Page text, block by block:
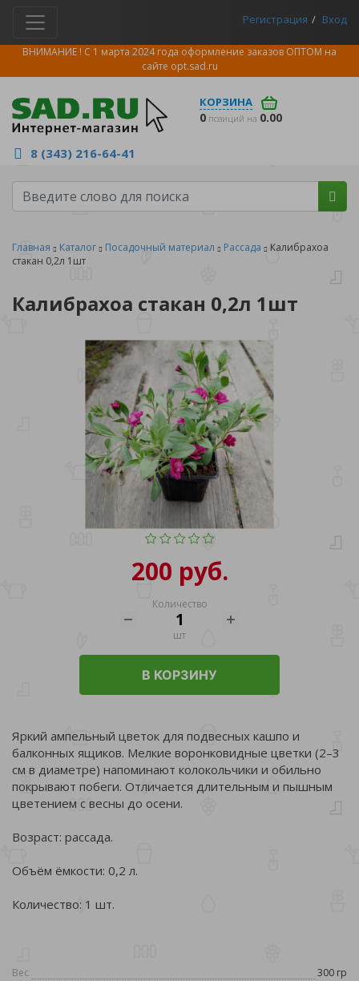
Регистрация Вход
ВНИМАНИЕ ! С 1 марта 2024 года оформление заказов ОПТОМ на
сайте opt.sad.ru
КОРЗИНА
0 позиций на 0.00
8 (343) 216-64-41
Главная Каталог Посадочный материал Рассада
Калибрахоа
стакан 0,2л 1шт
Калибрахоа стакан 0,2л 1шт
200 руб.
Количество
шт
В КОРЗИНУ
Яркий ампельный цветок для подвесных кашпо и
балконных ящиков. Мелкие воронковидные цветки (2–3
см в диаметре) напоминают колокольчики и обильно
покрывают побеги. Отличается длительным и пышным
цветением с весны до осени.
Возраст: рассада.
Объём ёмкости: 0,2 л.
Количество: 1 шт.
Вес
300 гр